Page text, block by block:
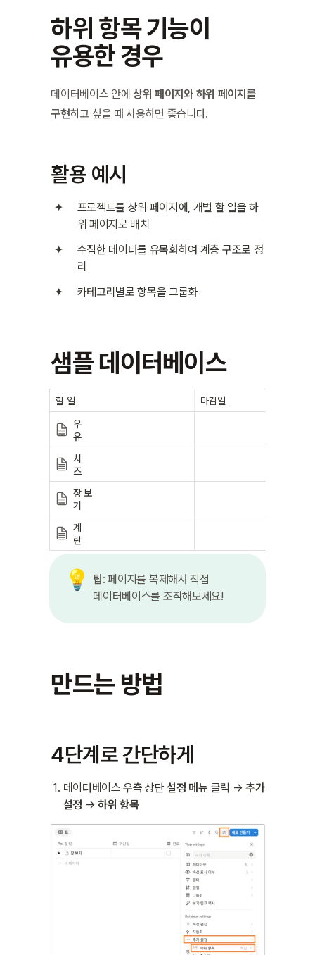
하위 항목 기능이
유용한 경우
데이터베이스 안에 상위 페이지와 하위 페이지를
구현하고 싶을 때 사용하면 좋습니다.
활용 예시
프로젝트를 상위 페이지에, 개별 할 일을 하
위 페이지로 배치
수집한 데이터를 유목화하여 계층 구조로 정
리
카테고리별로 항목을 그룹화
샘플 데이터베이스
할 일 마감일
우
유
치
즈
장 보
기
계
란
💡 팁: 페이지를 복제해서 직접
데이터베이스를 조작해보세요!
만드는 방법
4단계로 간단하게
데이터베이스 우측 상단 설정 메뉴 클릭 → 추가
설정 → 하위 항목